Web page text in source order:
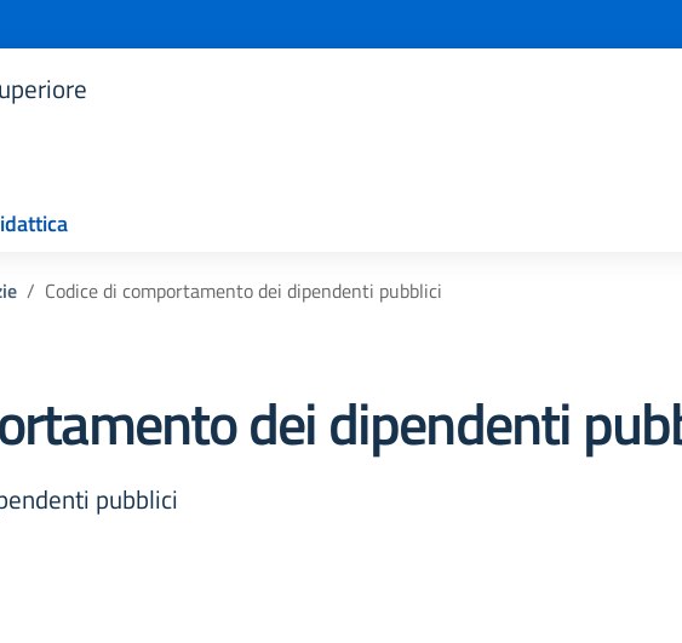
Codice di comportamento dei dipendenti pubblici
dei dipendenti
pubblici